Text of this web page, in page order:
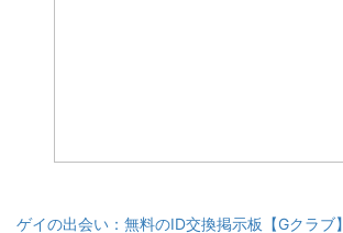
ゲイの出会い：無料のID交換掲示板【Gクラブ】